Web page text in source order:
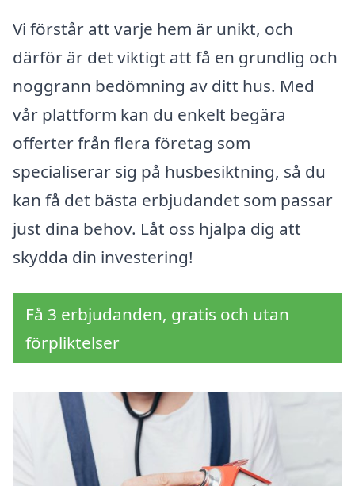
Vi förstår att varje hem är unikt, och
därför är det viktigt att få en grundlig och
noggrann bedömning av ditt hus. Med
vår plattform kan du enkelt begära
offerter från flera företag som
specialiserar sig på husbesiktning, så du
kan få det bästa erbjudandet som passar
just dina behov. Låt oss hjälpa dig att
skydda din investering!
Få 3 erbjudanden, gratis och utan
förpliktelser